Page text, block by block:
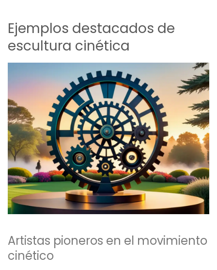
Ejemplos destacados de
escultura cinética
Artistas pioneros en el movimiento
cinético